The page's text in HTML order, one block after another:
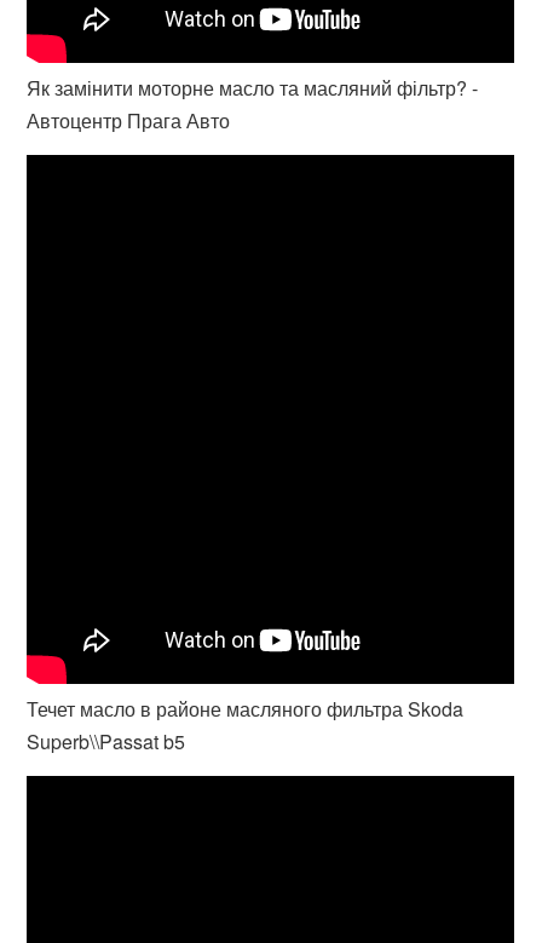
Як замінити моторне масло та масляний фільтр? -
Автоцентр Прага Авто
Течет масло в районе масляного фильтра Skoda
Superb\\Passat b5